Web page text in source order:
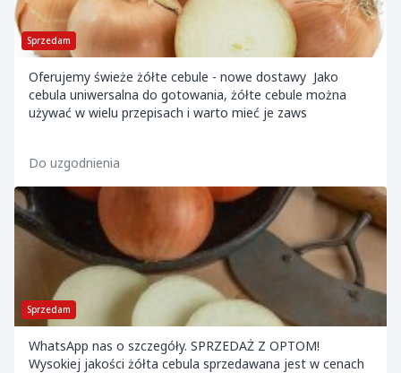
Sprzedam
Oferujemy świeże żółte cebule - nowe dostawy Jako
cebula uniwersalna do gotowania, żółte cebule można
używać w wielu przepisach i warto mieć je zaws
Do uzgodnienia
Sprzedam
WhatsApp nas o szczegóły. SPRZEDAŻ Z OPTOM!
Wysokiej jakości żółta cebula sprzedawana jest w cenach